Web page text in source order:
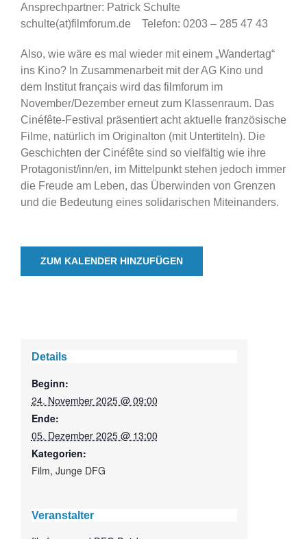
Ansprechpartner: Patrick Schulte
schulte(at)filmforum.de Telefon: 0203 – 285 47 43
Also, wie wäre es mal wieder mit einem „Wandertag“
ins Kino? In Zusammenarbeit mit der AG Kino und
dem Institut français wird das filmforum im
November/Dezember erneut zum Klassenraum. Das
Cinéfête-Festival präsentiert acht aktuelle französische
Filme, natürlich im Originalton (mit Untertiteln). Die
Geschichten der Cinéfête sind so vielfältig wie ihre
Protagonist/inn/en, im Mittelpunkt stehen jedoch immer
die Freude am Leben, das Überwinden von Grenzen
und die Bedeutung eines solidarischen Miteinanders.
ZUM KALENDER HINZUFÜGEN
Details
Beginn:
24. November 2025 @ 09:00
Ende:
05. Dezember 2025 @ 13:00
Kategorien:
Film, Junge DFG
Veranstalter